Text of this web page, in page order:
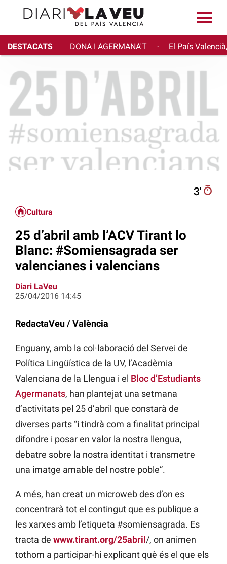
DESTACATS DONA I AGERMANA'T · El País
3′
Cultura
25 d’abril amb l’ACV Tirant lo
Blanc: #Somiensagrada ser
valencianes i valencians
Diari LaVeu
25/04/2016 14:45
RedactaVeu / València
Enguany, amb la col·laboració del Servei de
Política Lingüística de la UV, l’Acadèmia
Valenciana de la Llengua i el Bloc d’Estudiants
Agermanats, han plantejat una setmana
d’activitats pel 25 d’abril que constarà de
diverses parts “i tindrà com a finalitat principal
difondre i posar en valor la nostra llengua,
debatre sobre la nostra identitat i transmetre
una imatge amable del nostre poble”.
A més, han creat un microweb des d’on es
concentrarà tot el contingut que es publique a
les xarxes amb l’etiqueta #somiensagrada. Es
tracta de www.tirant.org/25abril/, on animen
tothom a participar-hi explicant què és el que els